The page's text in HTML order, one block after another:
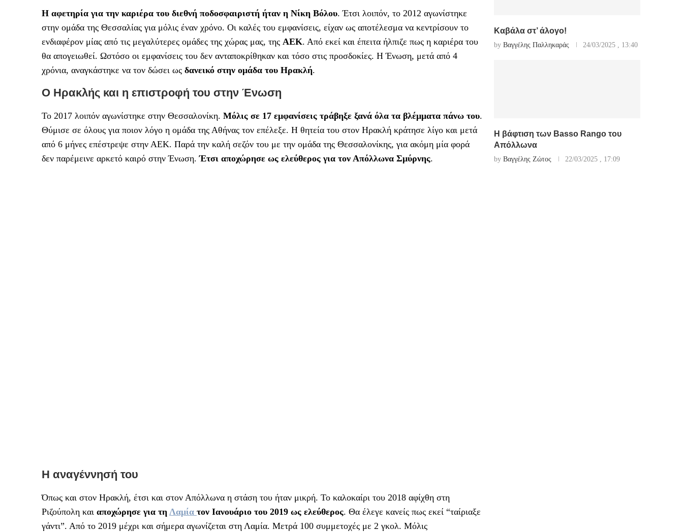
Η αφετηρία για την καριέρα του διεθνή ποδοσφαιριστή ήταν η Νίκη Βόλου. Έτσι λοιπόν, το 2012 αγωνίστηκε
στην ομάδα της Θεσσαλίας για μόλις έναν χρόνο. Οι καλές του εμφανίσεις, είχαν ως αποτέλεσμα να κεντρίσουν το
ενδιαφέρον μίας από τις μεγαλύτερες ομάδες της χώρας μας, της ΑΕΚ. Από εκεί και έπειτα ήλπιζε πως η καριέρα του
θα απογειωθεί. Ωστόσο οι εμφανίσεις του δεν ανταποκρίθηκαν και τόσο στις προσδοκίες. Η Ένωση, μετά από 4
χρόνια, αναγκάστηκε να τον δώσει ως δανεικό στην ομάδα του Ηρακλή.
Ο Ηρακλής και η επιστροφή του στην Ένωση
Το 2017 λοιπόν αγωνίστηκε στην Θεσσαλονίκη. Μόλις σε 17 εμφανίσεις τράβηξε ξανά όλα τα βλέμματα πάνω του.
Θύμισε σε όλους για ποιον λόγο η ομάδα της Αθήνας τον επέλεξε. Η θητεία του στον Ηρακλή κράτησε λίγο και μετά
από 6 μήνες επέστρεψε στην ΑΕΚ. Παρά την καλή σεζόν του με την ομάδα της Θεσσαλονίκης, για ακόμη μία φορά
δεν παρέμεινε αρκετό καιρό στην Ένωση.Έτσι αποχώρησε ως ελεύθερος για τον Απόλλωνα Σμύρνης.
Η αναγέννησή του
Όπως και στον Ηρακλή, έτσι και στον Απόλλωνα η στάση του ήταν μικρή. Το καλοκαίρι του 2018 αφίχθη στη
Ριζούπολη και αποχώρησε για τη Λαμία τον Ιανουάριο του 2019 ως ελεύθερος. Θα έλεγε κανείς πως εκεί “ταίριαξε
γάντι”. Από το 2019 μέχρι και σήμερα αγωνίζεται στη Λαμία. Μετρά 100 συμμετοχές με 2 γκολ. Μόλις
Καβάλα στ’ άλογο!
by Βαγγέλης Παλληκαράς 24/03/2025 , 13:40
Η βάφτιση των Basso Rango του
Απόλλωνα
by Βαγγέλης Ζώτος 22/03/2025 , 17:09